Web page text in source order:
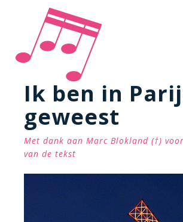
Ik ben in
geweest
Met dank aan Marc Blokland (†)
van de tekst